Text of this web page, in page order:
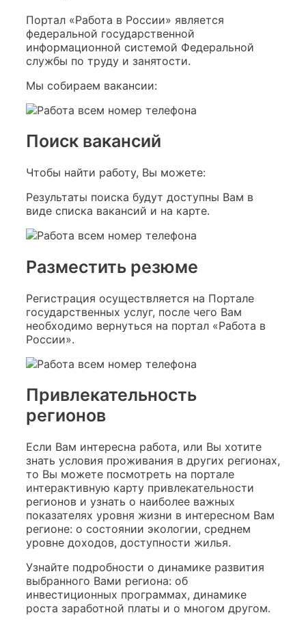
Портал «Работа в России» является
федеральной государственной
информационной системой Федеральной
службы по труду и занятости.
Мы собираем вакансии:
Поиск вакансий
Чтобы найти работу, Вы можете:
Результаты поиска будут доступны Вам в
виде списка вакансий и на карте.
Разместить резюме
Регистрация осуществляется на Портале
государственных услуг, после чего Вам
необходимо вернуться на портал «Работа в
России».
Привлекательность
регионов
Если Вам интересна работа, или Вы хотите
знать условия проживания в других регионах,
то Вы можете посмотреть на портале
интерактивную карту привлекательности
регионов и узнать о наиболее важных
показателях уровня жизни в интересном Вам
регионе: о состоянии экологии, среднем
уровне доходов, доступности жилья.
Узнайте подробности о динамике развития
выбранного Вами региона: об
инвестиционных программах, динамике
роста заработной платы и о многом другом.